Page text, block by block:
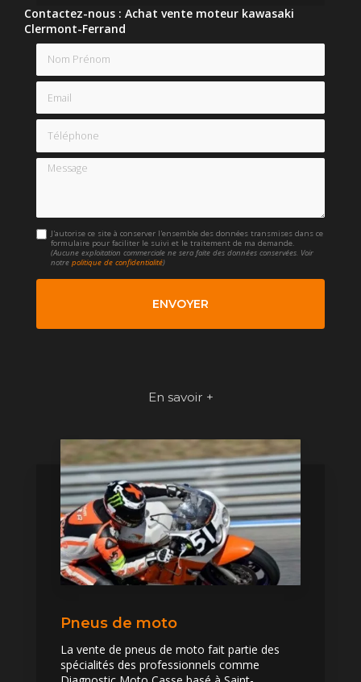
Contactez-nous : Achat vente moteur kawasaki
Clermont-Ferrand
Nom Prénom
Email
Message
J'autorise ce site à conserver l'ensemble des données transmises dans ce
formulaire pour faciliter le suivi et le traitement de ma demande.
(Aucune exploitation commerciale ne sera faite des données conservées. Voir
notrepolitique de confidentialité)
En savoir +
Pneus de moto
La vente de pneus de moto fait partie des
spécialités des professionnels comme